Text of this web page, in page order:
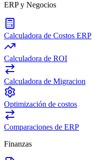
ERP y Negocios
Calculadora de Costos ERP
Calculadora de ROI
Calculadora de Migracion
Optimización de costos
Comparaciones de ERP
Finanzas